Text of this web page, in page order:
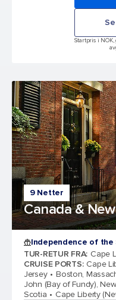
Startpris i NOK,
9 Netter
Canada &
Independence of the
TUR-RETUR FRA: Cape
CRUISE PORTS: Cape
Jersey
Boston,
John (Bay of Fundy),
Scotia
Cape Liberty